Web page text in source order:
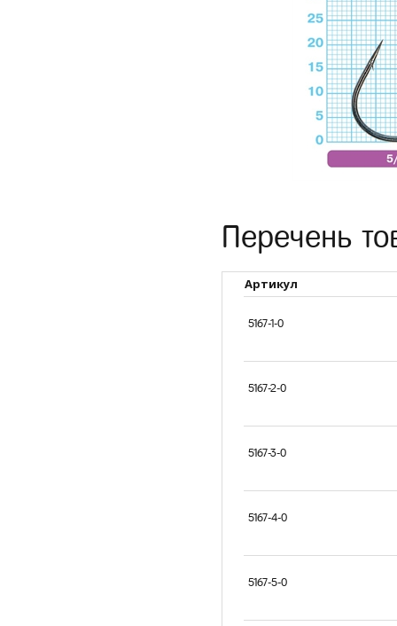
раз
Taff
подобрать
Перечень
Артикул
5167-1-0
5167-2-0
5167-3-0
5167-4-0
5167-5-0